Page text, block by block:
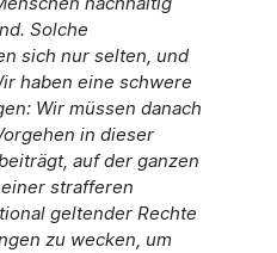
Solche
sich nur selten, und
haben eine schwere
Wir müssen danach
in dieser
auf der ganzen
strafferen
geltender Rechte
zu wecken, um